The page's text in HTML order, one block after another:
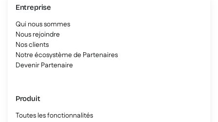
Entreprise
Qui nous sommes
Nous rejoindre
Nos clients
Notre écosystème de Partenaires
Devenir Partenaire
Produit
Toutes les fonctionnalités